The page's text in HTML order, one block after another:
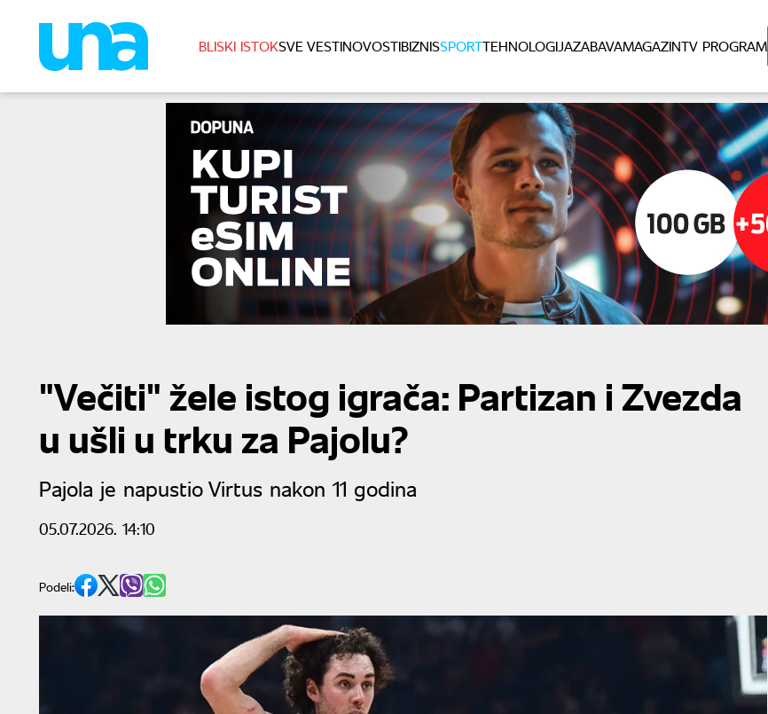
BLISKI ISTOKSVE VESTINOVOSTIBIZNISSPORTTEHNOLOGIJAZABAVAMAGAZINTV PROGRAM
"Večiti" žele istog igrača: Partizan i Zvezda
u ušli u trku za Pajolu?
Pajola je napustio Virtus nakon 11 godina
05.07.2026. 14:10
Podeli: